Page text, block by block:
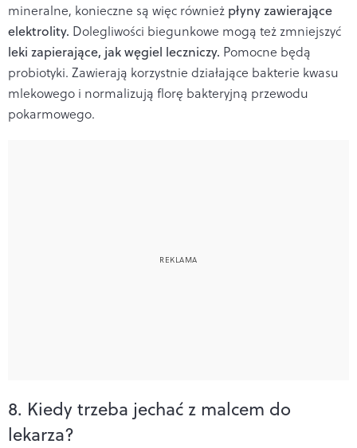
mineralne, konieczne są więc również płyny zawierające
elektrolity. Dolegliwości biegunkowe mogą też zmniejszyć
leki zapierające, jak węgiel leczniczy. Pomocne będą
probiotyki. Zawierają korzystnie działające bakterie kwasu
mlekowego i normalizują florę bakteryjną przewodu
pokarmowego.
8. Kiedy trzeba jechać z malcem do
lekarza?